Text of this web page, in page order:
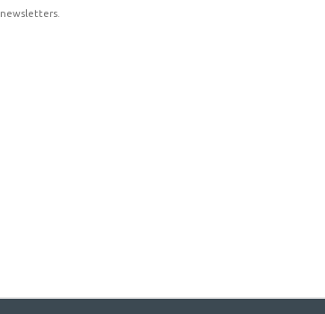
newsletters.